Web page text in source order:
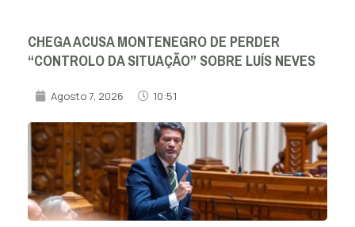
CHEGA ACUSA MONTENEGRO DE PERDER
“CONTROLO DA SITUAÇÃO” SOBRE LUÍS NEVES
Agosto 7, 2026 10:51